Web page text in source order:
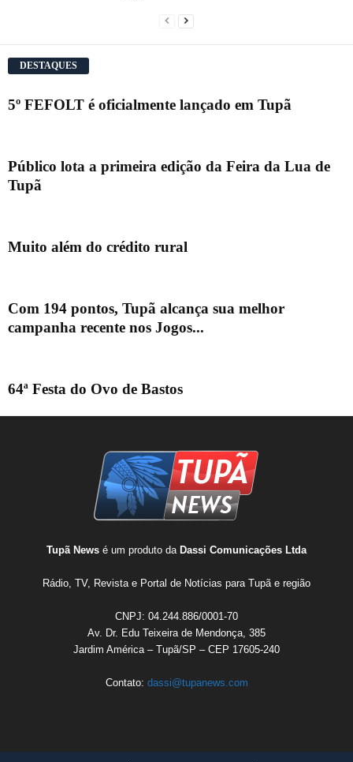
DESTAQUES
5º FEFOLT é oficialmente lançado em Tupã
Público lota a primeira edição da Feira da Lua de
Tupã
Muito além do crédito rural
Com 194 pontos, Tupã alcança sua melhor
campanha recente nos Jogos...
64ª Festa do Ovo de Bastos
Tupã News é um produto da Dassi Comunicações Ltda
Rádio, TV, Revista e Portal de Notícias para Tupã e região
CNPJ: 04.244.886/0001-70
Av. Dr. Edu Teixeira de Mendonça, 385
Jardim América – Tupã/SP – CEP 17605-240
Contato: dassi@tupanews.com